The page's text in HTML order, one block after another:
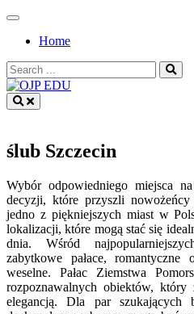
Skip
contentHome
Search
for:
ślub Szczecin
Wybór odpowiedniego miejsca
decyzji, które przyszli
jedno z piękniejszych miast w
lokalizacji, które mogą stać się
dnia. Wśród
zabytkowe pałace, romantyczne
weselne. Pałac Ziemstwa
rozpoznawalnych obiektów, który
elegancją. Dla par szukających